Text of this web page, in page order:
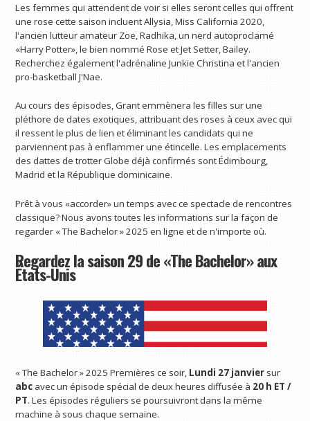
Les femmes qui attendent de voir si elles seront celles qui offrent
une rose cette saison incluent Allysia, Miss California 2020,
l'ancien lutteur amateur Zoe, Radhika, un nerd autoproclamé
«Harry Potter», le bien nommé Rose et Jet Setter, Bailey.
Recherchez également l'adrénaline Junkie Christina et l'ancien
pro-basketball J'Nae.
Au cours des épisodes, Grant emmènera les filles sur une
pléthore de dates exotiques, attribuant des roses à ceux avec qui
il ressent le plus de lien et éliminant les candidats qui ne
parviennent pas à enflammer une étincelle. Les emplacements
des dattes de trotter Globe déjà confirmés sont Édimbourg,
Madrid et la République dominicaine.
Prêt à vous «accorder» un temps avec ce spectacle de rencontres
classique? Nous avons toutes les informations sur la façon de
regarder « The Bachelor » 2025 en ligne et de n'importe où.
Regardez la saison 29 de «The Bachelor» aux
États-Unis
« The Bachelor » 2025 Premières ce soir, Lundi 27 janvier sur
abc avec un épisode spécial de deux heures diffusée à 20 h ET /
PT. Les épisodes réguliers se poursuivront dans la même
machine à sous chaque semaine.